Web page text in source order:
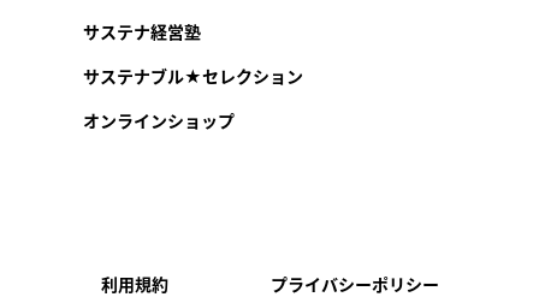
サステナ経営塾
サステナブル★セレクション
オンラインショップ
利用規約 プライバシーポリシー